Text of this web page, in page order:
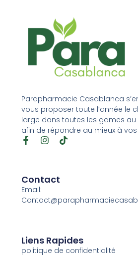
Parapharmacie Casablanca
vous proposer toute l’année le
large dans toutes les games au
afin de répondre au mieux à
Contact
Email:
Liens Rapides
politique de confidentialité